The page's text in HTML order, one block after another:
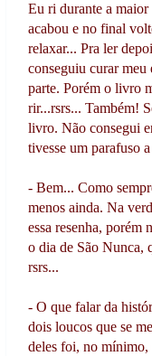
Eu ri durante a
acabou e no final
relaxar... Pra ler
conseguiu curar meu
parte. Porém o livro
rir...rsrs... Também!
livro. Não consegui
tivesse um parafuso
- Bem... Como
menos ainda. Na
essa resenha, porém
o dia de São Nunca,
rsrs...
- O que falar da
dois loucos que se
deles foi, no mínimo,